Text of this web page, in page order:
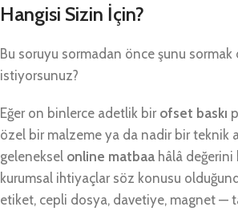
Hangisi Sizin İçin?
Bu soruyu sormadan önce şunu sormak
istiyorsunuz?
Eğer on binlerce adetlik bir ofset baskı
özel bir malzeme ya da nadir bir teknik
geleneksel online matbaa hâlâ değerini
kurumsal ihtiyaçlar söz konusu
etiket, cepli dosya, davetiye, magnet —